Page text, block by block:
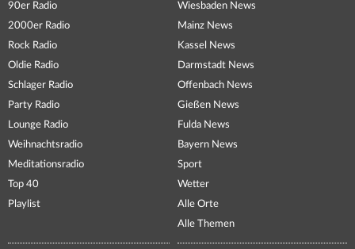
90er Radio
2000er Radio
Rock Radio
Oldie Radio
Schlager Radio
Party Radio
Lounge Radio
Weihnachtsradio
Meditationsradio
Top 40
Playlist
Wiesbaden News
Mainz News
Kassel News
Darmstadt News
Offenbach News
Gießen News
Fulda News
Bayern News
Sport
Wetter
Alle Orte
Alle Themen